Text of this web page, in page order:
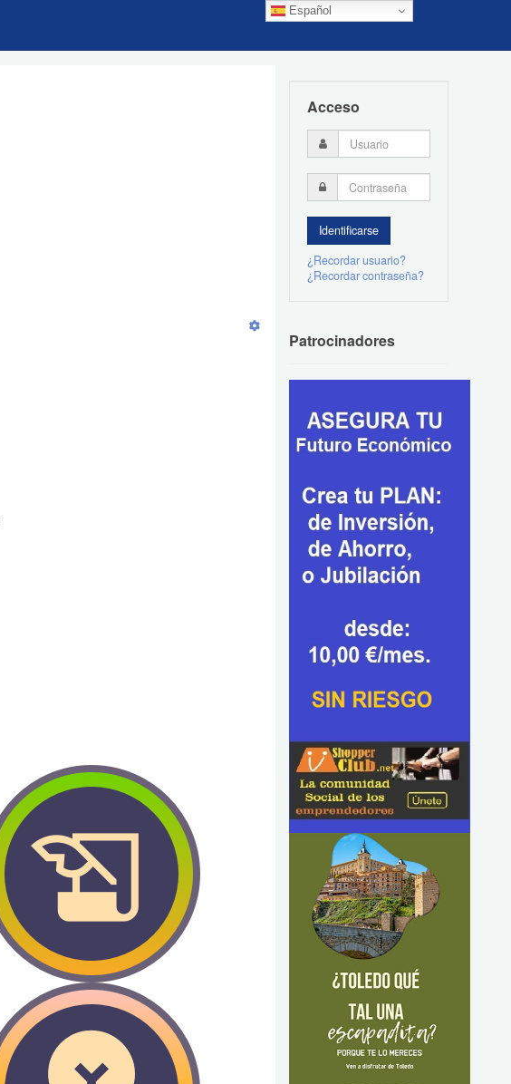
Español
Acceso
¿Recordar usuario?
¿Recordar contraseña?
Patrocinadores